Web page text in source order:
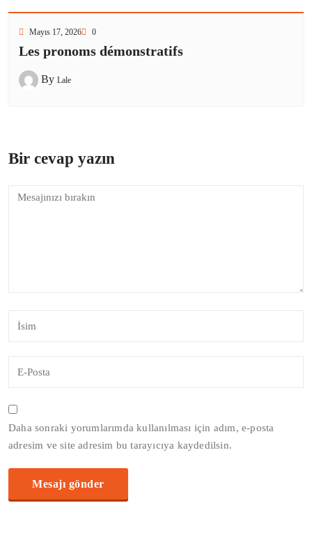
Mayıs 17, 2026 0
Les pronoms démonstratifs
By Lale
Bir cevap yazın
Daha sonraki yorumlarımda kullanılması için adım, e-posta
adresim ve site adresim bu tarayıcıya kaydedilsin.